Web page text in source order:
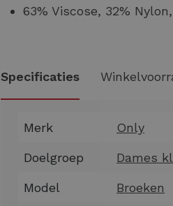
63% Viscose, 32%
Specificaties
Merk Only
Doelgroep Dames
Model Broeken